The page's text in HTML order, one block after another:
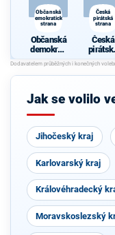
Občanská
demokratická
strana
Občanská
demokrati
cká strana
Česká
pirátská
strana
Česká
strana
Jak se volilo
Jihočeský kraj
Karlovarský kraj
Královéhradecký
Moravskoslezský